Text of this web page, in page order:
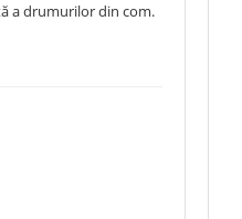
a drumurilor din com.